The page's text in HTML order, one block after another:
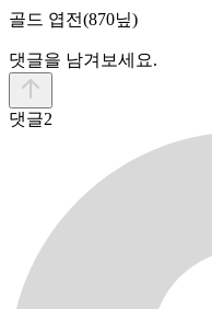
골드 엽전(870닢)
댓글을 남겨보세요.
댓글2